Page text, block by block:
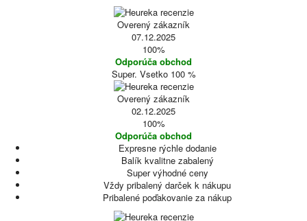
Overený zákazník
07.12.2025
100%
Odporúča obchod
Super. Vsetko 100 %
Overený zákazník
02.12.2025
100%
Odporúča obchod
Expresne rýchle dodanie
Balík kvalitne zabalený
Super výhodné ceny
Vždy pribalený darček k nákupu
Pribalené poďakovanie za nákup